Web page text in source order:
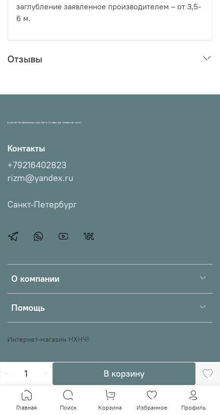
В корзину
заглубление заявленное производителем – от 3,5-
6 м.
Отзывы
МАГАЗИН ПРОВЕРЕННЫХ СНАСТЕЙ И УЛОВИСТЫХ ПРИМАНОК НХНЧ!
О компании
Помощь
Контакты
+79216402823
rizm@yandex.ru
Санкт-Петербург
Интернет-магазин НХНЧ!
Главная Поиск Корзина Избранное Профиль